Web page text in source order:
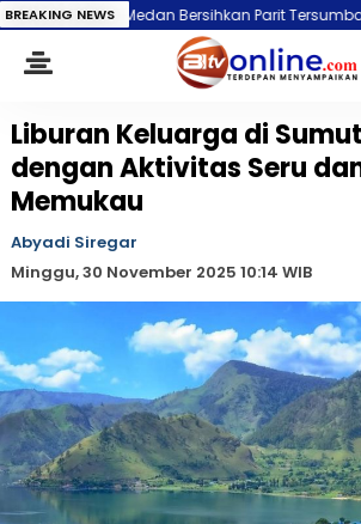
BREAKING NEWS
Bersihkan Parit Tersumbat di Jalan
Liburan Keluarga di
dengan Aktivitas Seru
Memukau
Abyadi Siregar
Minggu, 30 November 2025 10:14 WIB